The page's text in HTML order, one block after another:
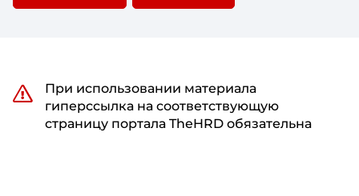
При использовании материала
гиперссылка на соответствующую
страницу портала TheHRD обязательна